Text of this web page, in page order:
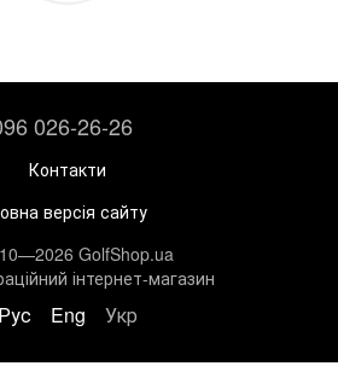
026-26-26
Контакти
версія сайту
GolfShop.ua
інтернет-магазин
Рус Eng Укр